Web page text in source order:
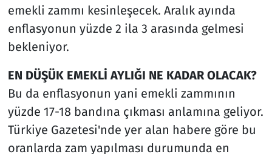
emekli zammı kesinleşecek. Aralık ayında
enflasyonun yüzde 2 ila 3 arasında gelmesi
bekleniyor.
EN DÜŞÜK EMEKLİ AYLIĞI NE KADAR OLACAK?
Bu da enflasyonun yani emekli zammının
yüzde 17-18 bandına çıkması anlamına geliyor.
Türkiye Gazetesi'nde yer alan habere göre bu
oranlarda zam yapılması durumunda en